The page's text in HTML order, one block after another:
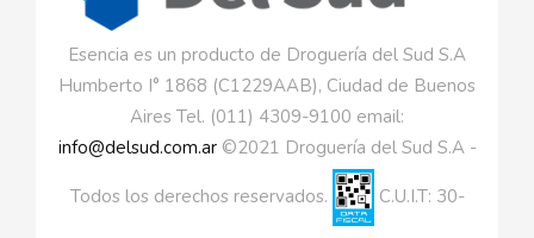
Esencia es un producto de Droguería del Sud S.A
Humberto I° 1868 (C1229AAB), Ciudad de Buenos
Aires Tel. (011) 4309-9100 email:
info@delsud.com.ar©2021 Droguería del Sud S.A -
Todos los derechos reservados. C.U.I.T: 30-